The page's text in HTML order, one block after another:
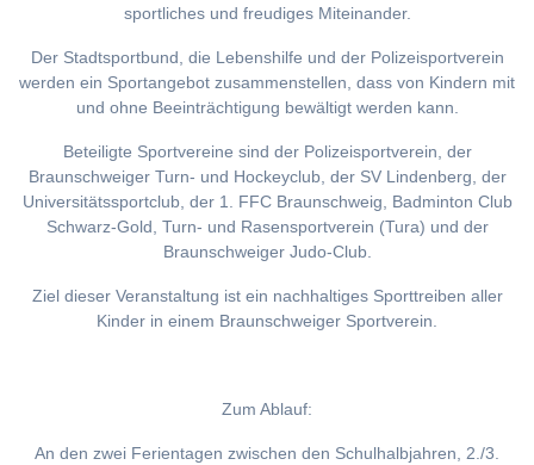
sportliches und freudiges Miteinander.
Der Stadtsportbund, die Lebenshilfe und der Polizeisportverein
werden ein Sportangebot zusammenstellen, dass von Kindern mit
und ohne Beeinträchtigung bewältigt werden kann.
Beteiligte Sportvereine sind der Polizeisportverein, der
Braunschweiger Turn- und Hockeyclub, der SV Lindenberg, der
Universitätssportclub, der 1. FFC Braunschweig, Badminton Club
Schwarz-Gold, Turn- und Rasensportverein (Tura) und der
Braunschweiger Judo-Club.
Ziel dieser Veranstaltung ist ein nachhaltiges Sporttreiben aller
Kinder in einem Braunschweiger Sportverein.
Zum Ablauf:
An den zwei Ferientagen zwischen den Schulhalbjahren, 2./3.